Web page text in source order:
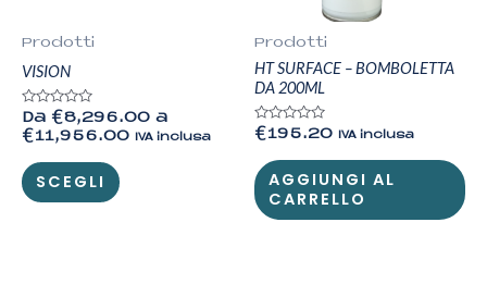
Prodotti
VISION
Valutato
0
su
Da €8,296.00 a
€11,956.00 IVA inclusa
SCEGLI
Prodotti
HT SURFACE – BOMBOLETTA
DA 200ML
Valutato
su
5
€195.20 IVA inclusa
AGGIUNGI AL
CARRELLO